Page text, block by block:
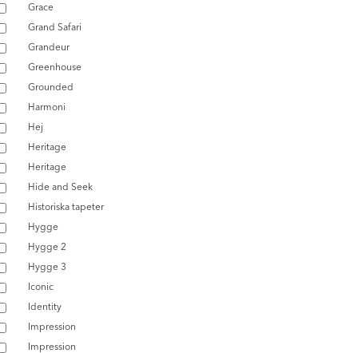
Grace
Grand Safari
Grandeur
Greenhouse
Grounded
Harmoni
Hej
Heritage
Heritage
Hide and Seek
Historiska tapeter
Hygge
Hygge 2
Hygge 3
Iconic
Identity
Impression
Impression